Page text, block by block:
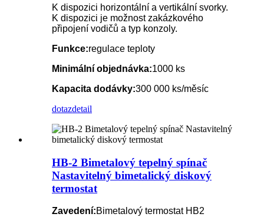
K dispozici horizontální a vertikální svorky.
K dispozici je možnost zakázkového
připojení vodičů a typ konzoly.
Funkce:regulace teploty
Minimální objednávka:1000 ks
Kapacita dodávky:300 000 ks/měsíc
dotazdetail
HB-2 Bimetalový tepelný spínač
Nastavitelný bimetalický diskový
termostat
Zavedení:Bimetalový termostat HB2